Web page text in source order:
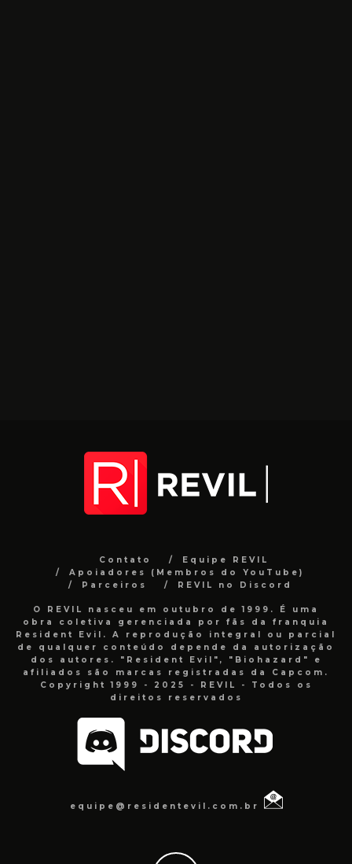
Contato
Equipe REVIL
Apoiadores (Membros do YouTube)
Parceiros
REVIL no Discord
O REVIL nasceu em outubro de 1999. É uma
obra coletiva gerenciada por fãs da franquia
Resident Evil. A reprodução integral ou parcial
de qualquer conteúdo depende da autorização
dos autores. "Resident Evil", "Biohazard" e
afiliados são marcas registradas da Capcom.
Copyright 1999 - 2025 - REVIL - Todos os
direitos reservados
equipe@residentevil.com.br